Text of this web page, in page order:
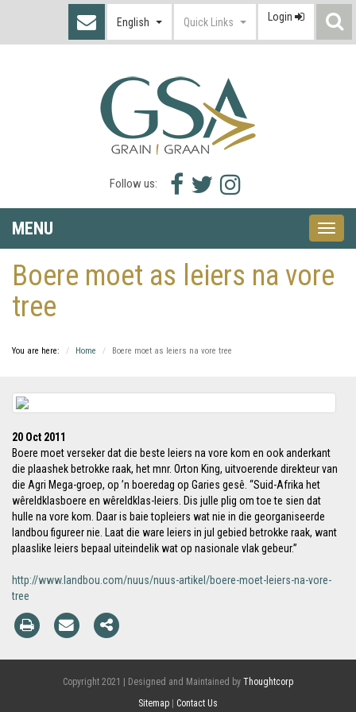
English Quick Links Login
Follow us:
Facebook
icon
Twitter
icon
Instagram
icon
MENU
Toggle
Boere moet as leiers na vore
tree
You are here: Home Boere moet as leiers na vore tree
20 Oct 2011
Boere moet verseker dat die beste leiers na vore kom en ook anderkant
die plaashek betrokke raak, het mnr. Orton King, uitvoerende direkteur van
die Agri Mega-groep, op ’n boeredag op Garies gesê. “Suid-Afrika het
wêreldklasboere en wêreldklas-leiers. Dis julle plig om toe te sien dat
hulle na vore kom. Daar is baie topleiers wat nie in die georganiseerde
landbou figureer nie. Laat die ware leiers in jul gebied betrokke raak, want
plaaslike leiers bepaal uiteindelik wat op nasionale vlak gebeur.”
http://www.landbou.com/nuus/nuus-artikel/boere-moet-leiers-na-vore-
tree
Copyright 2021 | Designed and Maintained by Thoughtcorp
Sitemap
Contact Us